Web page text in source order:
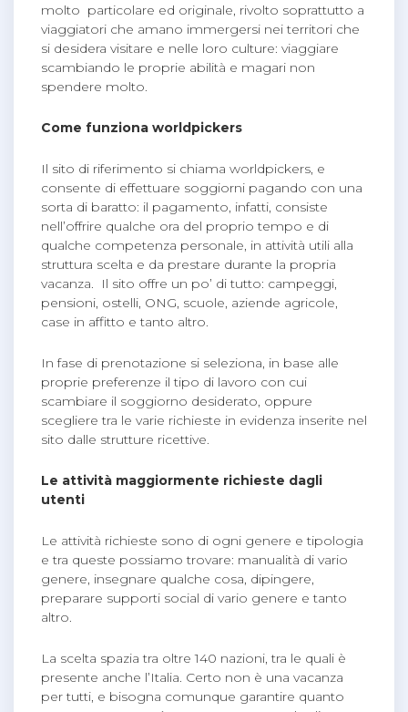
molto particolare ed originale, rivolto soprattutto a
viaggiatori che amano immergersi nei territori che
si desidera visitare e nelle loro culture: viaggiare
scambiando le proprie abilità e magari non
spendere molto.
Come funziona worldpickers
Il sito di riferimento si chiama worldpickers, e
consente di effettuare soggiorni pagando con una
sorta di baratto: il pagamento, infatti, consiste
nell’offrire qualche ora del proprio tempo e di
qualche competenza personale, in attività utili alla
struttura scelta e da prestare durante la propria
vacanza. Il sito offre un po’ di tutto: campeggi,
pensioni, ostelli, ONG, scuole, aziende agricole,
case in affitto e tanto altro.
In fase di prenotazione si seleziona, in base alle
proprie preferenze il tipo di lavoro con cui
scambiare il soggiorno desiderato, oppure
scegliere tra le varie richieste in evidenza inserite nel
sito dalle strutture ricettive.
Le attività maggiormente richieste dagli
utenti
Le attività richieste sono di ogni genere e tipologia
e tra queste possiamo trovare: manualità di vario
genere, insegnare qualche cosa, dipingere,
preparare supporti social di vario genere e tanto
altro.
La scelta spazia tra oltre 140 nazioni, tra le quali è
presente anche l’Italia. Certo non è una vacanza
per tutti, e bisogna comunque garantire quanto